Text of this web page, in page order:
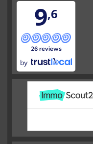
9,6
26 reviews
by